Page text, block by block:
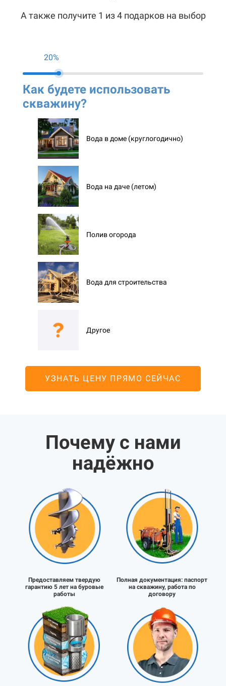
А также получите 1 из 4 подарков на выбор
20%
Как будете использовать
скважину?
Вода в доме (круглогодично)
Вода на даче (летом)
Полив огорода
Вода для строительства
Другое
УЗНАТЬ ЦЕНУ ПРЯМО СЕЙЧАС
Почему с нами
надёжно
Предоставляем твердую
гарантию 5 лет на буровые
работы
Полная документация: паспорт
на скважину, работа по
договору